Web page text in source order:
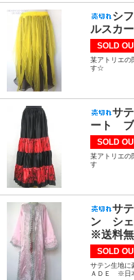
シ
ルスカ
SOLD
某アトリエの
す☆
サ
ート ブ
SOLD
某アトリエの
す
サ
ン シ
※送料
SOLD
サテン生地
ＡＤＥ ※日